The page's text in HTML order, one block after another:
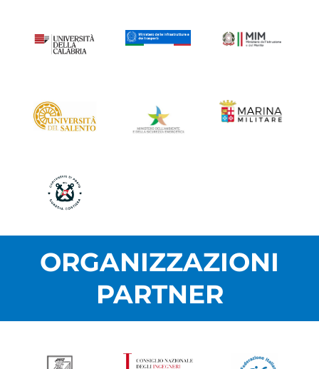
ORGANIZZAZIONI
PARTNER